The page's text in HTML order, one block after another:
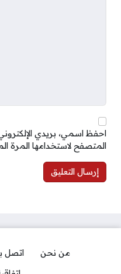
احفظ اسمي، بريدي
المتصفح لاستخدامها المرة
من نحن اتصل